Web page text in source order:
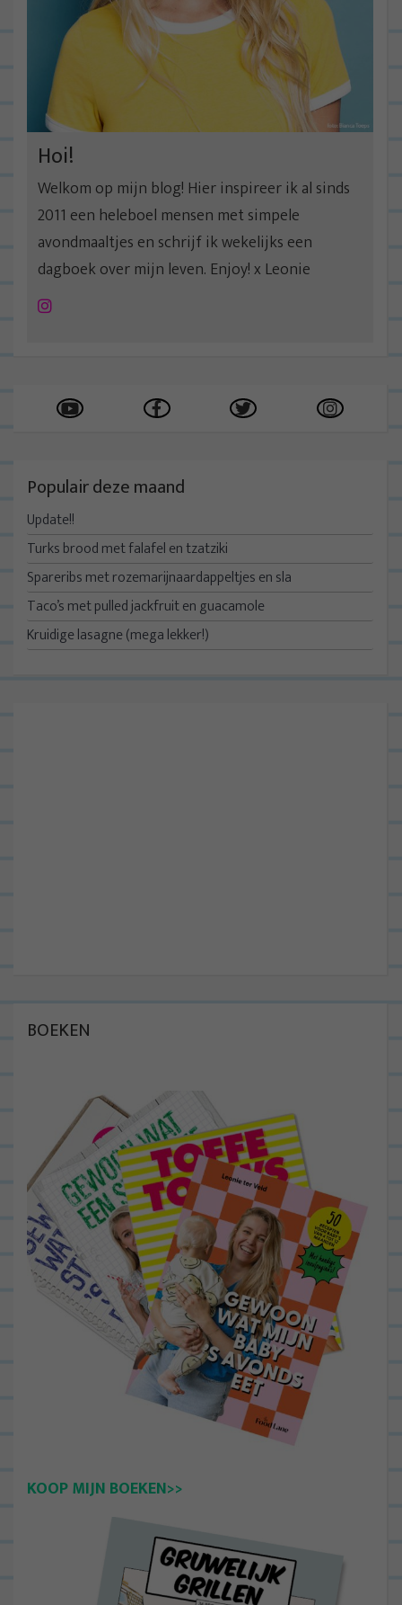
Hoi!
Welkom op mijn blog! Hier inspireer ik al sinds
2011 een heleboel mensen met simpele
avondmaaltjes en schrijf ik wekelijks een
dagboek over mijn leven. Enjoy! x Leonie
Instagram
Populair deze maand
Update!!
Turks brood met falafel en tzatziki
Spareribs met rozemarijnaardappeltjes en sla
Taco’s met pulled jackfruit en guacamole
Kruidige lasagne (mega lekker!)
BOEKEN
KOOP MIJN BOEKEN>>